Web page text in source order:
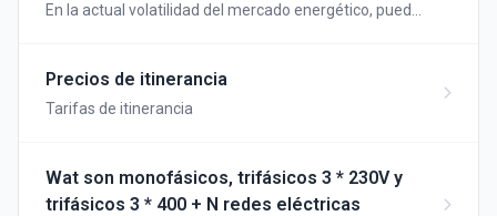
En la actual volatilidad del mercado energético, puede
Precios de itinerancia
Tarifas de itinerancia
Wat son monofásicos, trifásicos 3 * 230V y
trifásicos 3 * 400 + N redes eléctricas